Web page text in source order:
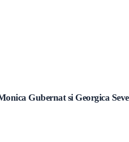
Gubernat si Georgica